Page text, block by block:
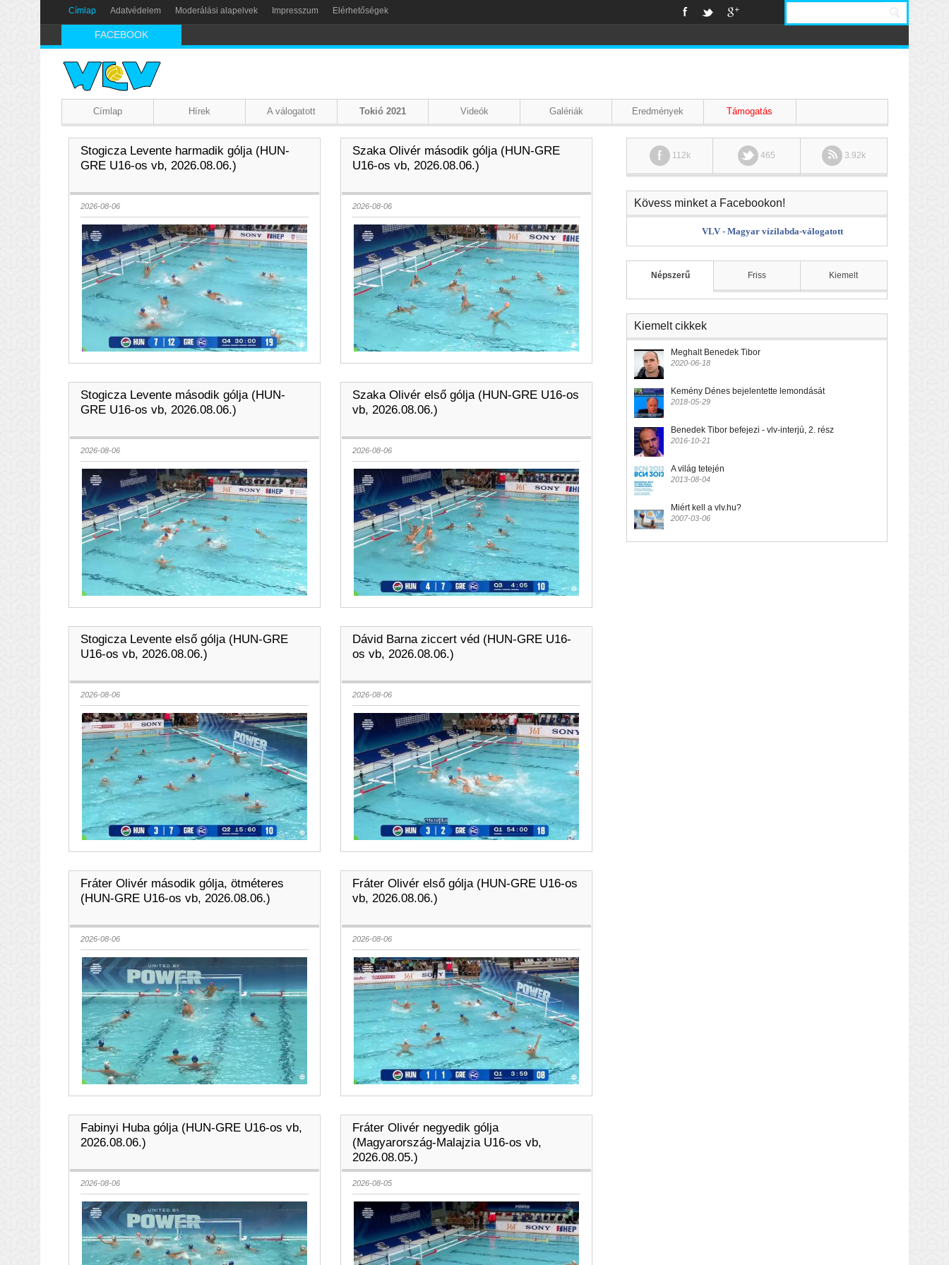
Címlap Adatvédelem Moderálási alapelvek Impresszum Elérhetőségek
FACEBOOK
Címlap Hírek A válogatott Tokió 2021 Videók Galériák Eredmények Támogatás
Stogicza Levente harmadik gólja (HUN-
GRE U16-os vb, 2026.08.06.)
2026-08-06
Szaka Olivér második gólja (HUN-GRE
U16-os vb, 2026.08.06.)
2026-08-06
Stogicza Levente második gólja (HUN-
GRE U16-os vb, 2026.08.06.)
2026-08-06
Szaka Olivér első gólja (HUN-GRE U16-os
vb, 2026.08.06.)
2026-08-06
Stogicza Levente első gólja (HUN-GRE
U16-os vb, 2026.08.06.)
2026-08-06
Dávid Barna ziccert véd (HUN-GRE U16-
os vb, 2026.08.06.)
2026-08-06
Fráter Olivér második gólja, ötméteres
(HUN-GRE U16-os vb, 2026.08.06.)
2026-08-06
Fráter Olivér első gólja (HUN-GRE U16-os
vb, 2026.08.06.)
2026-08-06
Fabinyi Huba gólja (HUN-GRE U16-os vb,
2026.08.06.)
2026-08-06
Fráter Olivér negyedik gólja
(Magyarország-Malajzia U16-os vb,
2026.08.05.)
2026-08-05
112k 465 3.92k
Kövess minket a Facebookon!
VLV - Magyar vízilabda-válogatott
Népszerű Friss Kiemelt
Kiemelt cikkek
Meghalt Benedek Tibor
2020-06-18
Kemény Dénes bejelentette lemondását
2018-05-29
Benedek Tibor befejezi - vlv-interjú, 2. rész
2016-10-21
A világ tetején
2013-08-04
Miért kell a vlv.hu?
2007-03-06